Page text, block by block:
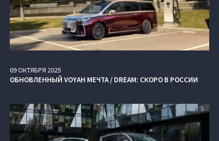
09ОКТЯБРЯ 2025
ОБНОВЛЕННЫЙ VOYAH МЕЧТА / DREAM: СКОРО В РОССИИ